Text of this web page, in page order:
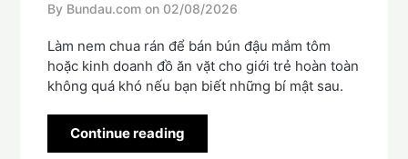
By Bundau.com on 02/08/2026
Làm nem chua rán để bán bún đậu mắm tôm
hoặc kinh doanh đồ ăn vặt cho giới trẻ hoàn toàn
không quá khó nếu bạn biết những bí mật sau.
Continue reading